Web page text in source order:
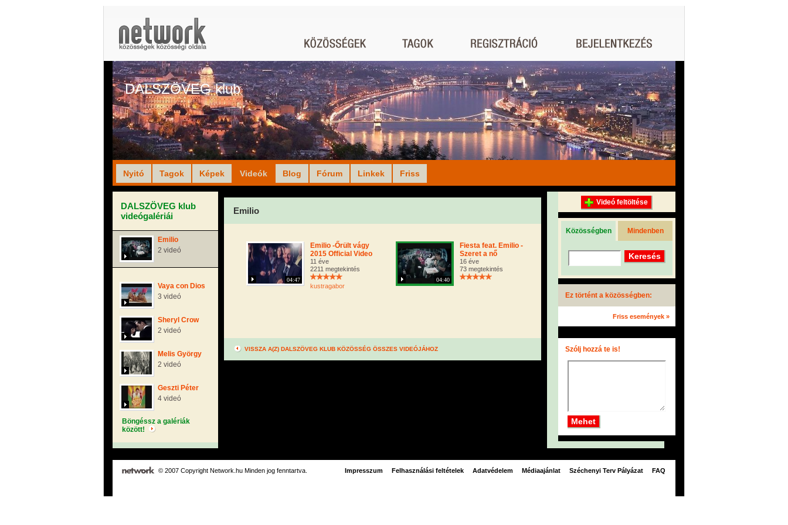
DALSZÖVEG klub
Nyitó Tagok Képek Videók Blog Fórum Linkek Friss
DALSZÖVEG klub
videógalériái
Emilio
2 videó
Vaya con Dios
3 videó
Sheryl Crow
2 videó
Melis György
2 videó
Geszti Péter
4 videó
Böngéssz a galériák
között!
Emilio
04:47
Emilio -Őrült vágy
2015 Official Video
11 éve
2211 megtekintés
kustragabor
04:40
Fiesta feat. Emilio -
Szeret a nő
16 éve
73 megtekintés
VISSZA A(Z) DALSZÖVEG KLUB KÖZÖSSÉG ÖSSZES VIDEÓJÁHOZ
Videó feltöltése
Közösségben Mindenben
Ez történt a közösségben:
Friss események »
Szólj hozzá te is!
© 2007 Copyright Network.hu Minden jog fenntartva. Impresszum Felhasználási feltételek Adatvédelem Médiaajánlat Széchenyi Terv Pályázat FAQ